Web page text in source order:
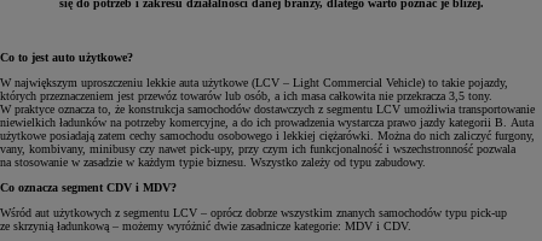
się do potrzeb i zakresu działalności danej branży, dlatego warto poznać je bliżej.
Co to jest auto użytkowe?
W największym uproszczeniu lekkie auta użytkowe (LCV – Light Commercial Vehicle) to takie pojazdy,
których przeznaczeniem jest przewóz towarów lub osób, a ich masa całkowita nie przekracza 3,5 tony.
W praktyce oznacza to, że konstrukcja samochodów dostawczych z segmentu LCV umożliwia transportowanie
niewielkich ładunków na potrzeby komercyjne, a do ich prowadzenia wystarcza prawo jazdy kategorii B. Auta
użytkowe posiadają zatem cechy samochodu osobowego i lekkiej ciężarówki. Można do nich zaliczyć furgony,
vany, kombivany, minibusy czy nawet pick-upy, przy czym ich funkcjonalność i wszechstronność pozwala
na stosowanie w zasadzie w każdym typie biznesu. Wszystko zależy od typu zabudowy.
Co oznacza segment CDV i MDV?
Wśród aut użytkowych z segmentu LCV – oprócz dobrze wszystkim znanych samochodów typu pick-up
ze skrzynią ładunkową – możemy wyróżnić dwie zasadnicze kategorie: MDV i CDV.